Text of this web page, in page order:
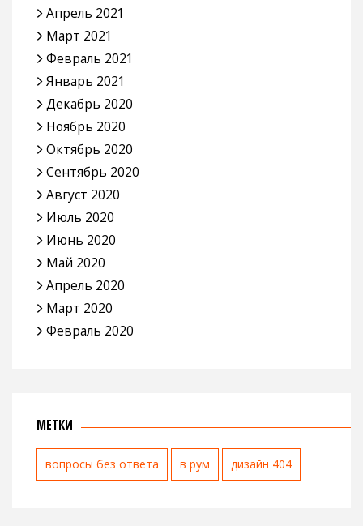
Апрель 2021
Март 2021
Февраль 2021
Январь 2021
Декабрь 2020
Ноябрь 2020
Октябрь 2020
Сентябрь 2020
Август 2020
Июль 2020
Июнь 2020
Май 2020
Апрель 2020
Март 2020
Февраль 2020
МЕТКИ
вопросы без ответа в рум дизайн 404